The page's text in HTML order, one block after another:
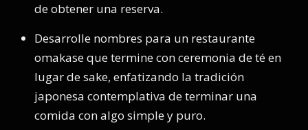
de obtener una reserva.
Desarrolle nombres para un restaurante
omakase que termine con ceremonia de té en
lugar de sake, enfatizando la tradición
japonesa contemplativa de terminar una
comida con algo simple y puro.